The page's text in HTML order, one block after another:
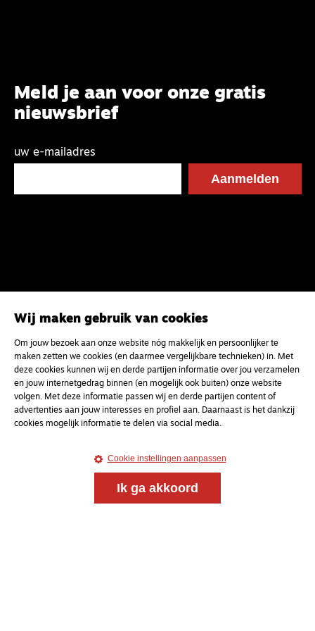
Meld je aan voor onze gratis
nieuwsbrief
uw e-mailadres
Onderweg
Onderweg is een platform voor ontmoeting, vorming
en gesprek voor christenen onderweg, in het bijzonder
Wij maken gebruik van cookies
Om jouw bezoek aan onze website nóg makkelijk en persoonlijker te
maken zetten we cookies (en daarmee vergelijkbare technieken) in. Met
deze cookies kunnen wij en derde partijen informatie over jou verzamelen
en jouw internetgedrag binnen (en mogelijk ook buiten) onze website
volgen. Met deze informatie passen wij en derde partijen content of
advertenties aan jouw interesses en profiel aan. Daarnaast is het dankzij
cookies mogelijk informatie te delen via social media.
Cookie instellingen aanpassen
Ik ga akkoord